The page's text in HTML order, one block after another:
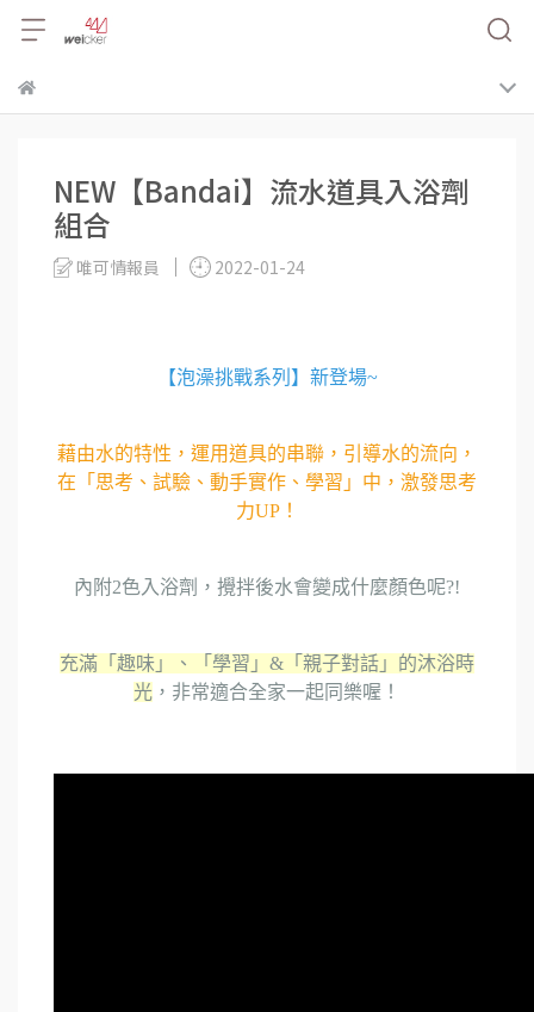
NEW【Bandai】流水道具入浴劑
組合
唯可情報員 2022-01-24
【泡澡挑戰系列】新登場~
藉由水的特性，運用道具的串聯，引導水的流向，
在「思考、試驗、動手實作、學習」中，激發思考
力UP！
內附2色入浴劑，攪拌後水會變成什麼顏色呢?!
充滿「趣味」、「學習」&「親子對話」的沐浴時
光 ，非常適合全家一起同樂喔！